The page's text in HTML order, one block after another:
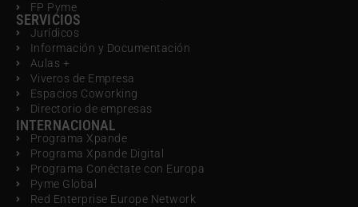
FP Pyme
SERVICIOS
Jurídicos
Información y Documentación
Aulas +
Viveros de Empresa
Espacios Coworking
Directorio de empresas
INTERNACIONAL
Programa Xpande
Programa Xpande Digital
Programa Conéctate con Europa
Pyme Global
Red Enterprise Europe Network